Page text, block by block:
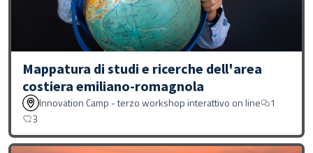
Mappatura di studi e ricerche dell'area
costiera emiliano-romagnola
Innovation Camp - terzo workshop interattivo on line
1
3